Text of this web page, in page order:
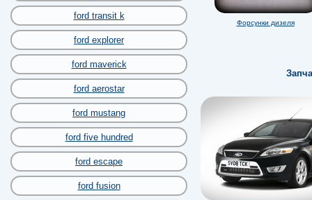
ford transit k
ford explorer
ford maverick
ford aerostar
ford mustang
ford five hundred
ford escape
ford fusion
Форсунки дизеля